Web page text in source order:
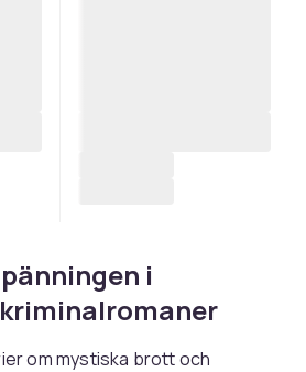
i
om mystiska brott och